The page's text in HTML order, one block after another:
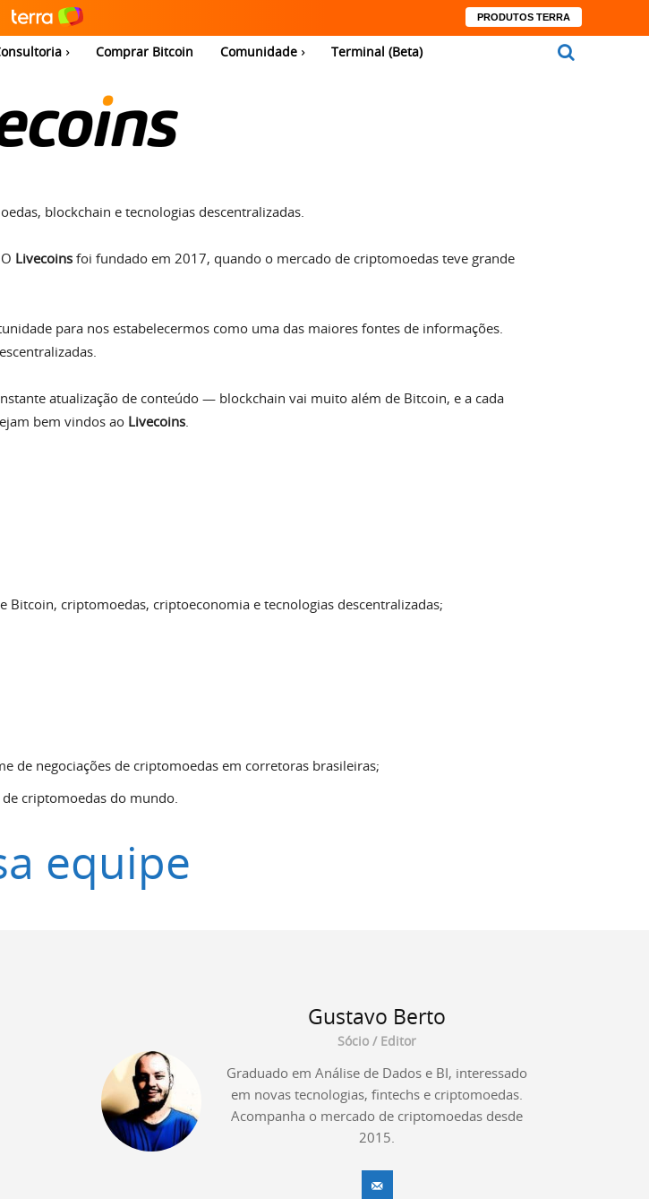
PRODUTOS TERRA
Comprar Bitcoin Comunidade Terminal (Beta)
blockchain e tecnologias descentralizadas.
Livecoins foi fundado em 2017, quando o mercado de criptomoedas teve grande
para nos estabelecermos como uma das maiores fontes de informações.
atualização de conteúdo — blockchain vai muito além de Bitcoin, e a cada
bem vindos ao Livecoins.
criptomoedas, criptoeconomia e tecnologias descentralizadas;
de negociações de criptomoedas em corretoras brasileiras;
criptomoedas do mundo.
equipe
Gustavo Berto
Sócio / Editor
Graduado em Análise de Dados e BI, interessado
em novas tecnologias, fintechs e criptomoedas.
Acompanha o mercado de criptomoedas desde
2015.